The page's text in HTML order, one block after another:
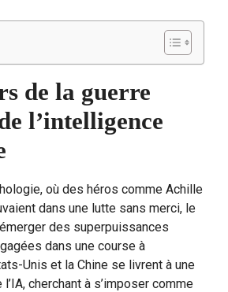
de la guerre
l’intelligence
où des héros comme Achille
dans une lutte sans merci, le
des superpuissances
dans une course à
Unis et la Chine se livrent à une
cherchant à s’imposer comme